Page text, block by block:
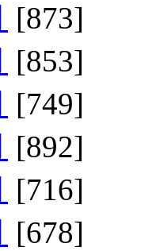
[873]
[853]
[749]
[892]
[716]
[678]